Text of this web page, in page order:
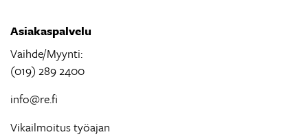
Asiakaspalvelu
Vaihde/Myynti:
(019) 289 2400
info@re.fi
Vikailmoitus työajan